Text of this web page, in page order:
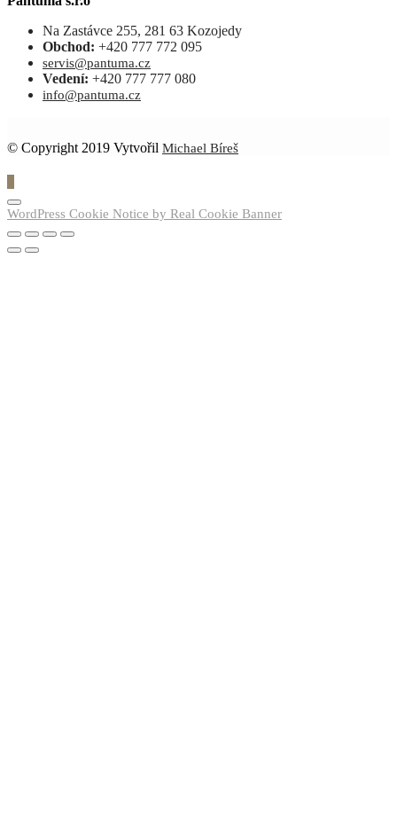
Na Zastávce 255, 281 63 Kozojedy
Obchod: +420 777 772 095
servis@pantuma.cz
Vedení: +420 777 777 080
info@pantuma.cz
© Copyright 2019 Vytvořil Michael Bíreš
WordPress Cookie Notice by Real Cookie Banner